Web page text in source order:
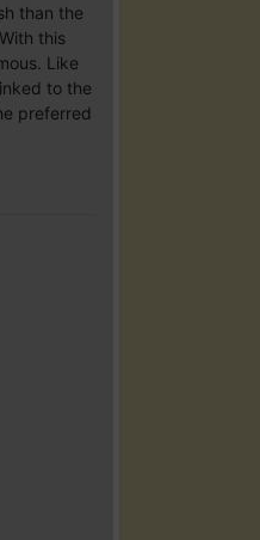
than the
this
Like
to the
preferred